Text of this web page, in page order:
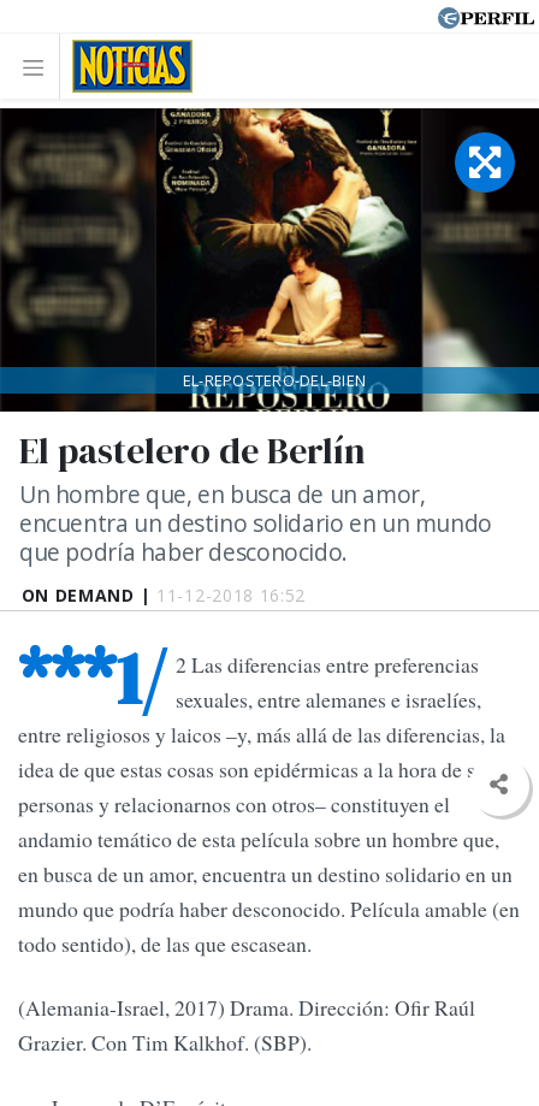
ON DEMAND | 11-12-2018 16:52
El pastelero de Berlín
Un hombre que, en busca de un amor,
encuentra un destino solidario en un mundo
que podría haber desconocido.
EL-REPOSTERO-DEL-BIEN
***1/ 2 Las diferencias entre preferencias
sexuales, entre alemanes e israelíes,
entre religiosos y laicos –y, más allá de las diferencias, la
idea de que estas cosas son epidérmicas a la hora de ser
personas y relacionarnos con otros– constituyen el
andamio temático de esta película sobre un hombre que,
en busca de un amor, encuentra un destino solidario en un
mundo que podría haber desconocido. Película amable (en
todo sentido), de las que escasean.
(Alemania-Israel, 2017) Drama. Dirección: Ofir Raúl
Grazier. Con Tim Kalkhof. (SBP).